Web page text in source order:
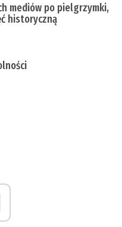
mediów po pielgrzymki,
historyczną